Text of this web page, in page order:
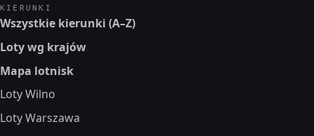
KIERUNKI
Wszystkie kierunki (A–Z)
Loty wg krajów
Mapa lotnisk
Loty Wilno
Loty Warszawa